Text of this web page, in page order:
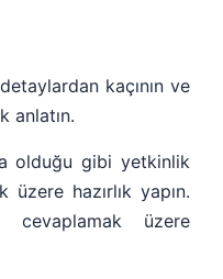
kaçının ve
anlatın.
olduğu gibi yetkinlik
hazırlık yapın.
üzere